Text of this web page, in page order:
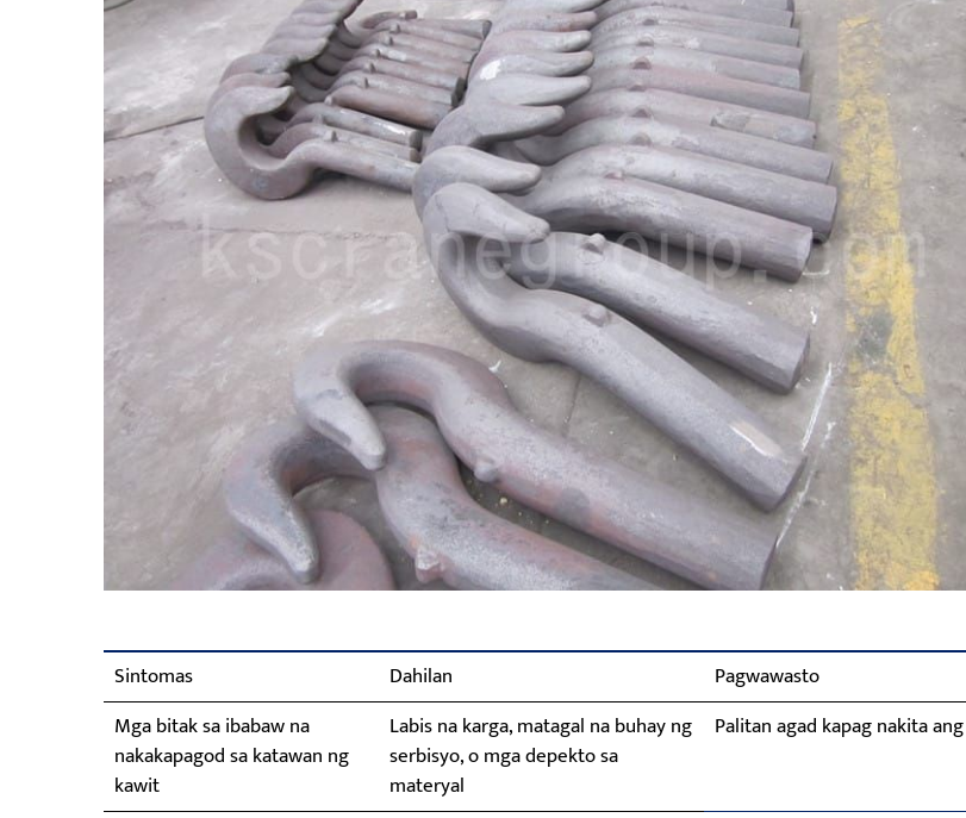
Sintomas Dahilan
Pagwawasto
Mga bitak sa ibabaw na
nakakapagod sa katawan ng
kawit
Labis na karga, matagal na buhay ng
serbisyo, o mga depekto sa
materyal
Palitan agad kapag nakita